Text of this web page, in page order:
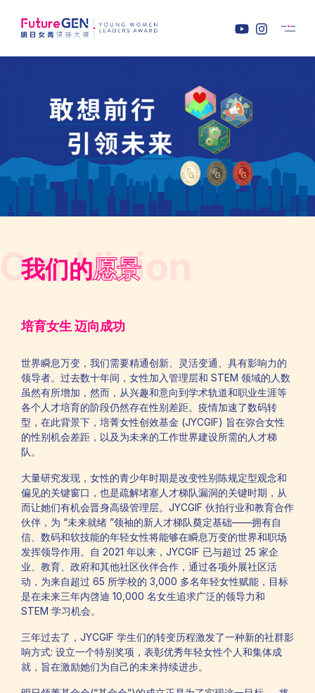
Our Vision
我们的愿景
培育女生 迈向成功
世界瞬息万变，我们需要精通创新、灵活变通、具有影响力的
领导者。过去数十年间，女性加入管理层和 STEM 领域的人数
虽然有所增加，然而，从兴趣和意向到学术轨道和职业生涯等
各个人才培育的阶段仍然存在性别差距。疫情加速了数码转
型，在此背景下，培菁女性创效基金 (JYCGIF) 旨在弥合女性
的性别机会差距，以及为未来的工作世界建设所需的人才梯
队。
大量研究发现，女性的青少年时期是改变性别陈规定型观念和
偏见的关键窗口，也是疏解堵塞人才梯队漏洞的关键时期，从
而让她们有机会晋身高级管理层。JYCGIF 伙拍行业和教育合作
伙伴，为 “未来就绪 ”领袖的新人才梯队奠定基础——拥有自
信、数码和软技能的年轻女性将能够在瞬息万变的世界和职场
发挥领导作用。自 2021 年以来，JYCGIF 已与超过 25 家企
业、教育、政府和其他社区伙伴合作，通过各项外展社区活
动，为来自超过 65 所学校的 3,000 多名年轻女性赋能，目标
是在未来三年内啓迪 10,000 名女生追求广泛的领导力和
STEM 学习机会。
三年过去了，JYCGIF 学生们的转变历程激发了一种新的社群影
响方式: 设立一个特别奖项，表彰优秀年轻女性个人和集体成
就，旨在激励她们为自己的未来持续进步。